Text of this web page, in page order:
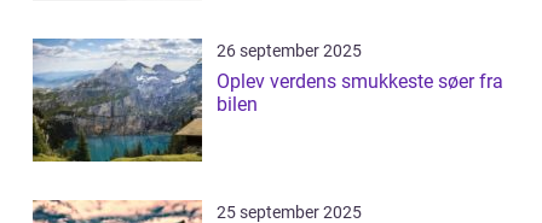
26 september 2025
Oplev verdens smukkeste søer fra
bilen
25 september 2025